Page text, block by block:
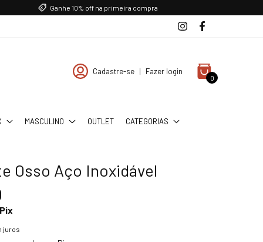
Ganhe 10% off na primeira compra
Cadastre-se | Fazer login
0
MASCULINO OUTLET CATEGORIAS
Osso Aço Inoxidável
Pix
juros